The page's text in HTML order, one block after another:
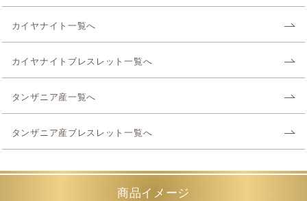
カイヤナイト一覧へ
カイヤナイトブレスレット一覧へ
タンザニア産一覧へ
タンザニア産ブレスレット一覧へ
商品イメージ